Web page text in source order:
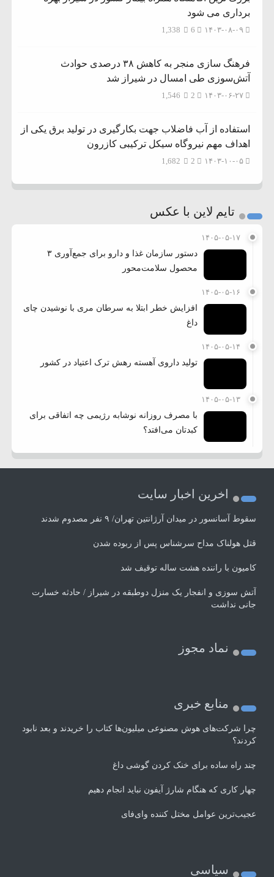
برداری می شود
۱۴۰۳-۰۸-۰۹ 1,338
فرهنگ سازی منجر به کاهش ۳۸ درصدی حوادث
آتش‌سوزی طی امسال در شیراز شد
۱۴۰۳-۰۶-۲۷ 1,546
استفاده از آب فاضلاب جهت بکارگیری در تولید برق یکی از
اهداف مهم نیروگاه سیکل ترکیبی کازرون
۱۴۰۳-۱۰-۰۵ 1,682
تایم لاین با عکس
۱۴۰۵-۰۵-۱۷
دستور سازمان غذا و دارو برای جمع‌آوری ۳
محصول سلامت‌محور
۱۴۰۵-۰۵-۱۶
افزایش خطر ابتلا به سرطان مری با نوشیدن چای
داغ
۱۴۰۵-۰۵-۱۴
تولید داروی آهسته رهش ترک اعتیاد در کشور
۱۴۰۵-۰۵-۱۳
با مصرف روزانه نوشابه رژیمی چه اتفاقی برای
کبدتان می‌افتد؟
اخرین اخبار سایت
سقوط آسانسور در میدان آرژانتین تهران/ ۹ نفر مصدوم شدند
قتل هولناک مداح سرشناس پس از ربوده شدن
کامیون با راننده هشت ساله توقیف شد
آتش سوزی و انفجار یک منزل دوطبقه در شیراز / حادثه خسارت
جانی نداشت
نماد مجوز
منابع خبری
چرا شرکت‌های هوش مصنوعی میلیون‌ها کتاب را خریدند و بعد نابود
کردند؟
چند راه‌ ساده برای خنک کردن گوشی داغ
چهار کاری که هنگام شارژ آیفون نباید انجام دهیم
عجیب‌ترین عوامل مختل کننده وای‌فای
سیاسی